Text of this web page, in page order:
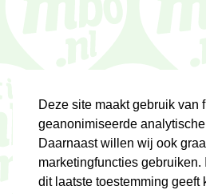
Deze site maakt gebruik van
geanonimiseerde
Daarnaast willen wij ook
marketingfuncties gebruiken.
dit laatste toestemming geeft